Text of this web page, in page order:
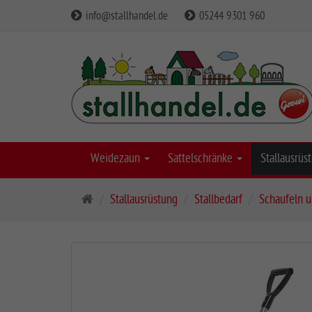
info@stallhandel.de 05244 9301 960
Weidezaun Sattelschränke
Stallausrüstung Stallbedarf Schaufeln